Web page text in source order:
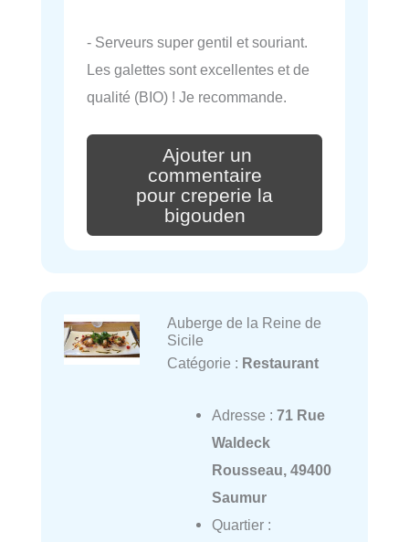
- Serveurs super gentil et souriant.
Les galettes sont excellentes et de
qualité (BIO) ! Je recommande.
Ajouter un
commentaire
pour creperie la
bigouden
Auberge de la Reine de
Sicile
Catégorie : Restaurant
Adresse : 71 Rue
Waldeck
Rousseau, 49400
Saumur
Quartier :